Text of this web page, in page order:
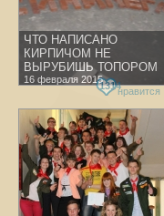
ЧТО НАПИСАНО
КИРПИЧОМ НЕ
ВЫРУБИШЬ ТОПОРОМ
16 февраля 2015
1314нравится